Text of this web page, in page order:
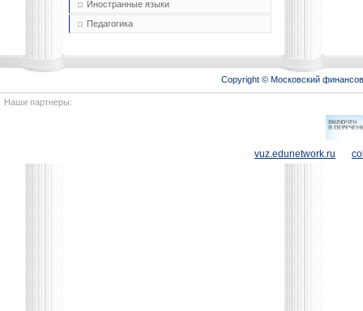
Иностранные языки
Педагогика
Copyright © Московский
Наши партнеры:
vuz.edunetwork.ru